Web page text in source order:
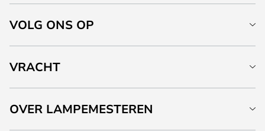
VOLG ONS OP
VRACHT
OVER LAMPEMESTEREN